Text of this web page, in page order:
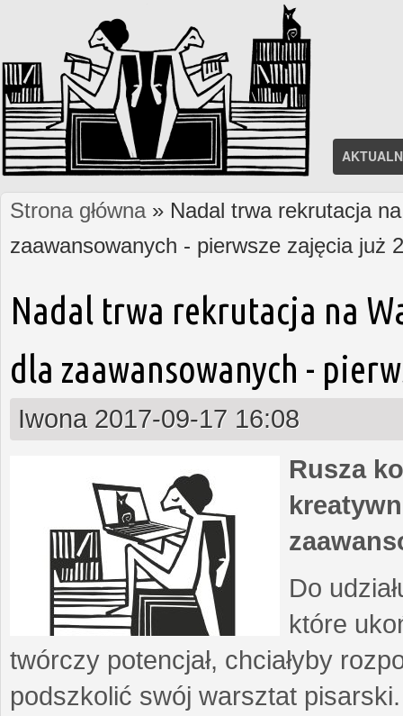
Jesteś tutaj
Strona główna» Nadal trwa rekrutacja
zaawansowanych - pierwsze zajęcia już
Nadal trwa rekrutacja na
dla zaawansowanych -
Iwona 2017-09-17 16:08
Rusza
Do
które
twórczy potencjał, chciałyby
podszkolić swój warsztat